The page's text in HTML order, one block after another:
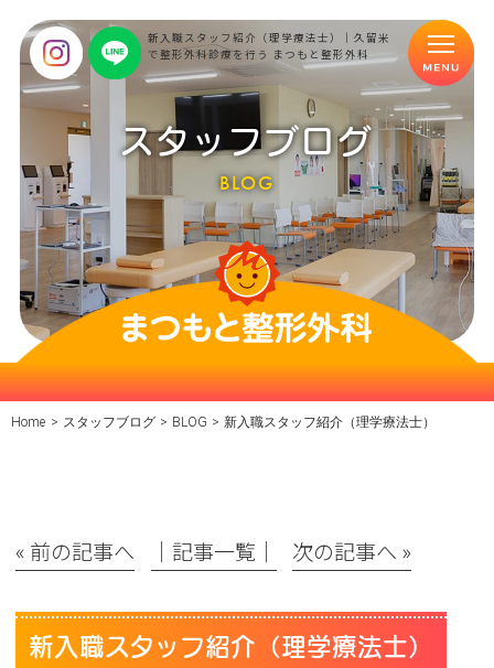
新入職スタッフ紹介（理学療法士）｜久留米
で整形外科診療を行う まつもと整形外科
スタッフブログ
BLOG
Home > スタッフブログ > BLOG > 新入職スタッフ紹介（理学療法士）
« 前の記事へ │記事一覧│ 次の記事へ »
新入職スタッフ紹介（理学療法士）